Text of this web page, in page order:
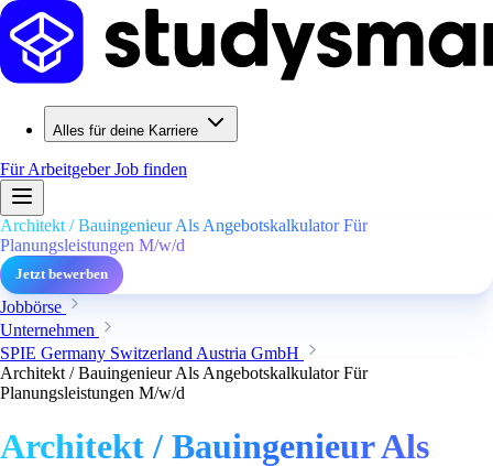
Alles für deine Karriere
Für ArbeitgeberJob finden
Architekt / Bauingenieur Als Angebotskalkulator Für
Planungsleistungen M/w/d
Jetzt bewerben
Jobbörse
Unternehmen
SPIE Germany Switzerland Austria GmbH
Architekt / Bauingenieur Als Angebotskalkulator Für
Planungsleistungen M/w/d
Architekt / Bauingenieur Als